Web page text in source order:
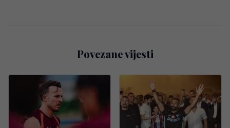
Povezane vijesti